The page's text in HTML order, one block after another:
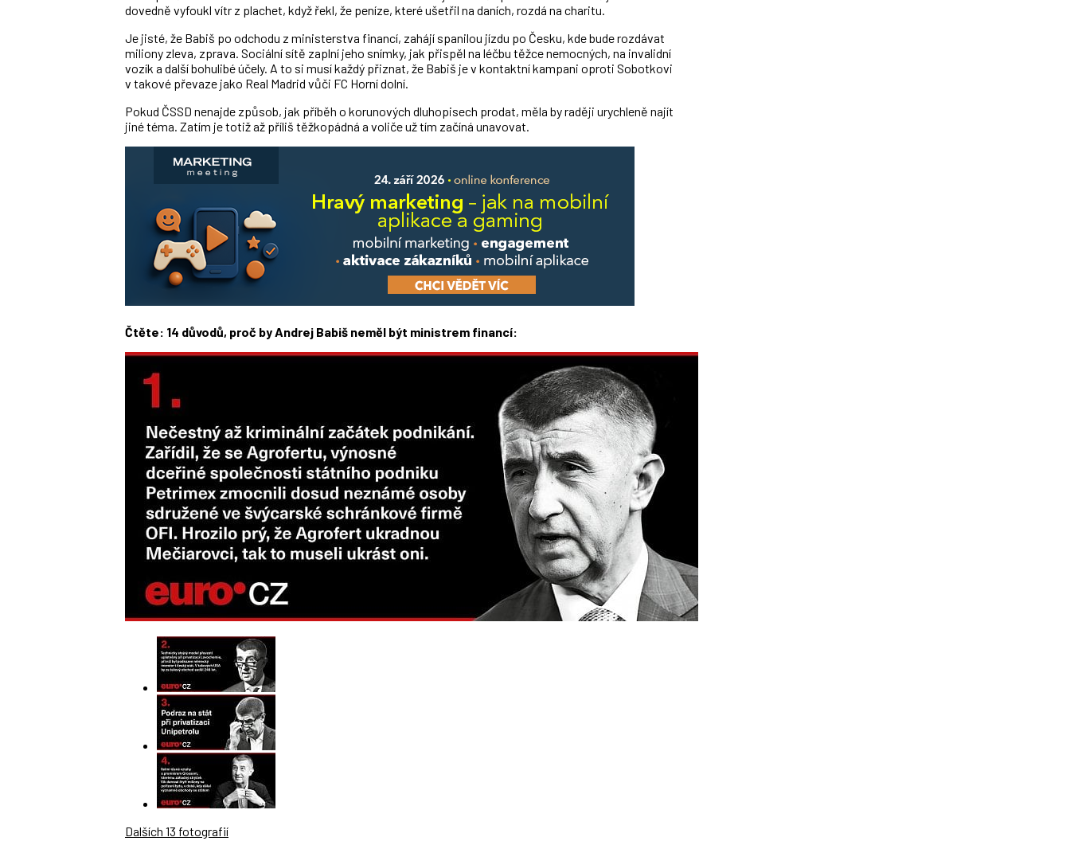
dovedně vyfoukl vítr z plachet, když řekl, že peníze, které ušetřil na daních, rozdá na charitu.
Je jisté, že Babiš po odchodu z ministerstva financí, zahájí spanilou jízdu po Česku, kde bude rozdávat
miliony zleva, zprava. Sociální sítě zaplní jeho snímky, jak přispěl na léčbu těžce nemocných, na invalidní
vozík a další bohulibé účely. A to si musí každý přiznat, že Babiš je v kontaktní kampani oproti Sobotkovi
v takové převaze jako Real Madrid vůči FC Horní dolní.
Pokud ČSSD nenajde způsob, jak příběh o korunových dluhopisech prodat, měla by raději urychleně najít
jiné téma. Zatím je totiž až příliš těžkopádná a voliče už tím začíná unavovat.
Čtěte: 14 důvodů, proč by Andrej Babiš neměl být ministrem financí:
Dalších 13 fotografií